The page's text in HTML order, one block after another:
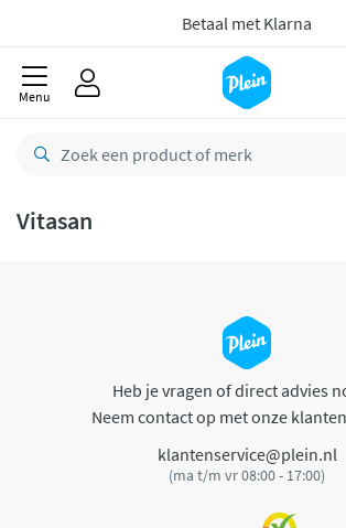
Betaal met Klarna
Menu
Vitasan
Heb je vragen of direct advies
Neem contact op met onze
klantenservice@plein.nl
(ma t/m vr 08:00 - 17:00)